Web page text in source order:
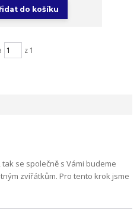
do košíku
z 1
se společně s Vámi budeme
zvířátkům. Pro tento krok jsme